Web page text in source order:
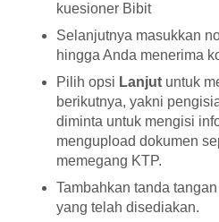
kuesioner Bibit
Selanjutnya masukkan
hingga Anda menerima
Pilih opsi Lanjut untuk
berikutnya, yakni
diminta untuk mengisi
mengupload dokumen
memegang KTP.
Tambahkan tanda
yang telah disediakan.